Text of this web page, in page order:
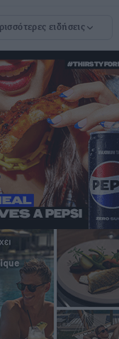
εφησυχασμού
Χάλκης ανοίγει ξανά το
μουσείο από
8 ώρες
από τουρίστες – Πάνω
8 ώρες
Οι ημερομηνίες των
περιόδου
ειδήσεις